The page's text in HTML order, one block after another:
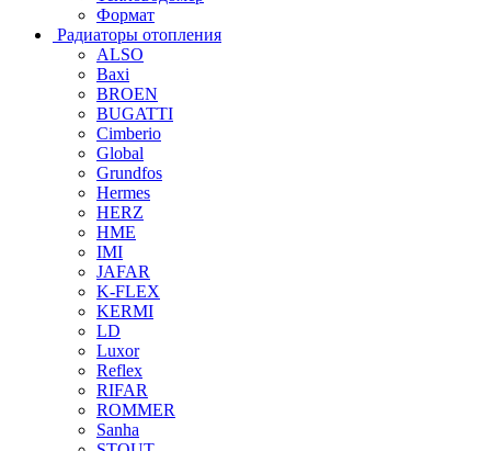
Формат
Радиаторы отопления
ALSO
Baxi
BROEN
BUGATTI
Cimberio
Global
Grundfos
Hermes
HERZ
HME
IMI
JAFAR
K-FLEX
KERMI
LD
Luxor
Reflex
RIFAR
ROMMER
Sanha